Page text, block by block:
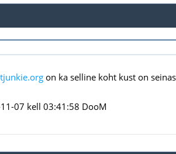
on ka selline koht kust on
07 kell 03:41:58 DooM